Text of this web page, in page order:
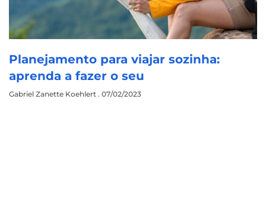
Planejamento para viajar sozinha:
aprenda a fazer o seu
Gabriel Zanette Koehlert 07/02/2023